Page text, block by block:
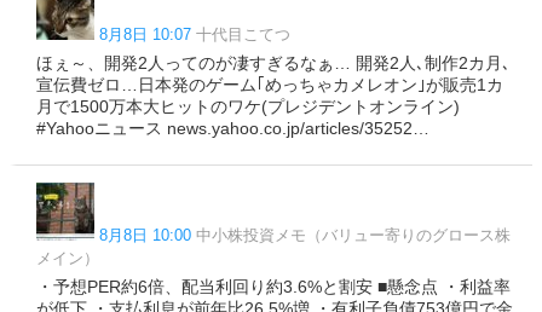
8月8日 10:07 十代目こてつ
ほぇ～、開発2人ってのが凄すぎるなぁ… 開発2人､制作2カ月､
宣伝費ゼロ…日本発のゲーム｢めっちゃカメレオン｣が販売1カ
月で1500万本大ヒットのワケ(プレジデントオンライン)
#Yahooニュース news.yahoo.co.jp/articles/35252…
8月8日 10:00 中小株投資メモ（バリュー寄りのグロース株
メイン）
・予想PER約6倍、配当利回り約3.6%と割安 ■懸念点 ・利益率
が低下 ・支払利息が前年比26.5%増 ・有利子負債753億円で金